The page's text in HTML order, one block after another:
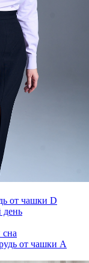
от чашки D
день
сна
от чашки А